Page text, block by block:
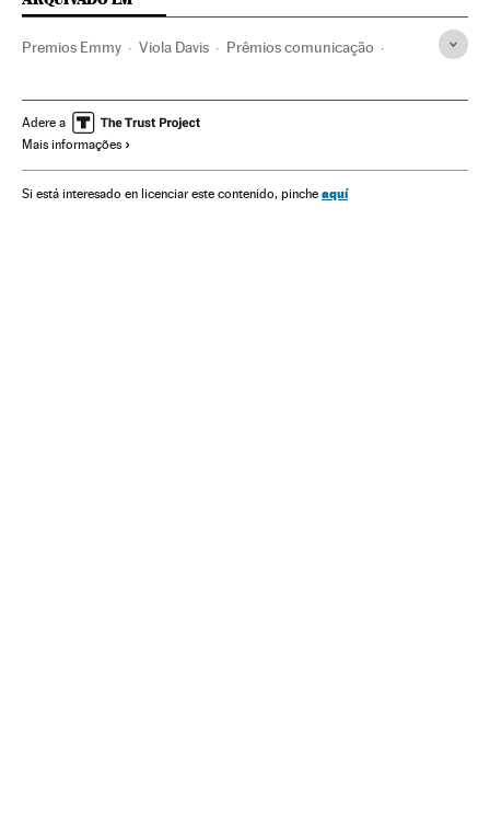
Premios Emmy Viola Davis Prêmios comunicação
Televisor Internet Meios comunicação
Comunicação
Comunicações Prêmios Eventos Sociedade
Adere a
Mais informações
Si está interesado en licenciar este contenido, pinche aquí